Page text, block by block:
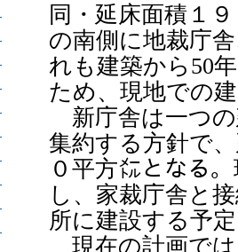
同・延床面積１
の南側に地裁庁
れも建築から50
ため、現地での
新庁舎は一つの
集約する方針で
０平方㍍となる
し、家裁庁舎と
所に建設する予
現在の計画では